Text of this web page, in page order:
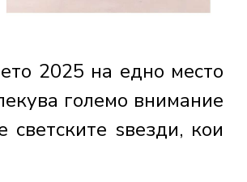
2025 на едно место
големо внимание
ѕвезди, кои